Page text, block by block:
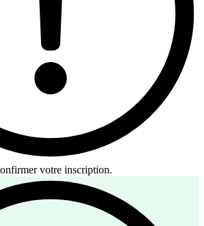
votre inscription.